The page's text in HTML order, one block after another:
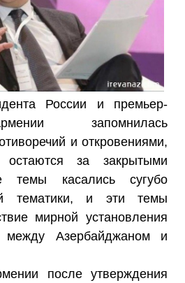
России и премьер-
запомнилась
и откровениями,
за закрытыми
темы касались сугубо
тематики, и эти темы
мирной установления
между Азербайджаном и
после утверждения